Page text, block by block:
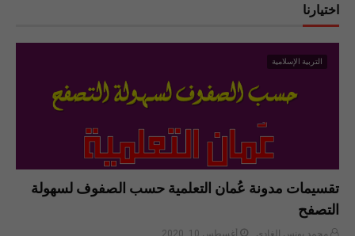
اختيارنا
التربية الإسلامية
تقسيمات مدونة عُمان التعلمية حسب الصفوف لسهولة
التصفح
محمد يونس الغادي
أغسطس 10, 2020